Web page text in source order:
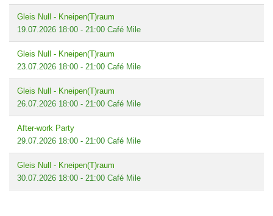
Gleis Null - Kneipen(T)raum
19.07.2026 18:00 - 21:00 Café Mile
Gleis Null - Kneipen(T)raum
23.07.2026 18:00 - 21:00 Café Mile
Gleis Null - Kneipen(T)raum
26.07.2026 18:00 - 21:00 Café Mile
After-work Party
29.07.2026 18:00 - 21:00 Café Mile
Gleis Null - Kneipen(T)raum
30.07.2026 18:00 - 21:00 Café Mile